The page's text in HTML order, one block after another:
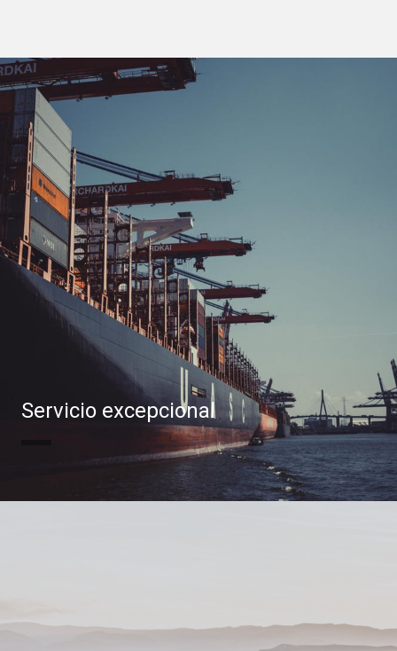
Servicio excepcional